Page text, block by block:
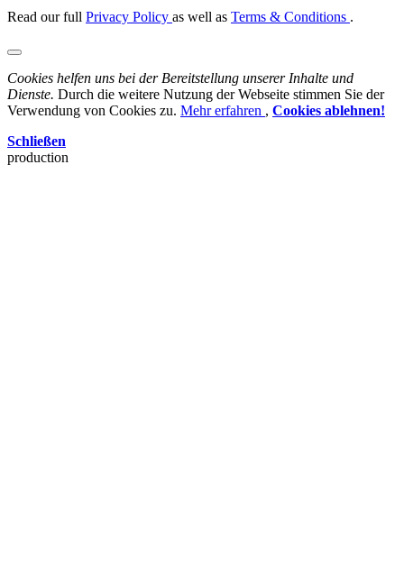
Read our full Privacy Policy as well as Terms & Conditions .
Cookies helfen uns bei der Bereitstellung unserer Inhalte und
Dienste. Durch die weitere Nutzung der Webseite stimmen Sie der
Verwendung von Cookies zu. Mehr erfahren , Cookies ablehnen!
Schließen
production